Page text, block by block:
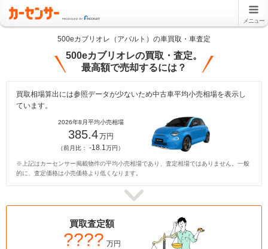
メニュー
500eカブリオレ（アバルト）の車買取・車査定
500eカブリオレの買取・査定。
最高額で売却するには？
買取相場算出には参照データが少ないため中古車平均小売相場を表示し
ています。
2026年8月平均小売相場
385.4万円
（前月比：-18.1万円）
※上記はカーセンサー掲載物件の平均小売相場であり、査定相場ではありません。一般
的に、査定価格は小売価格より低くなります。
買取査定額
???? 万円